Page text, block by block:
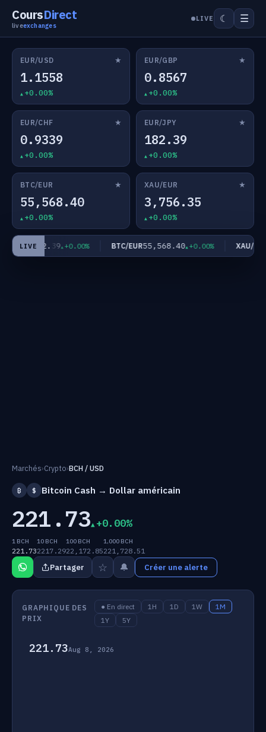
CoursDirect
liveexchanges
LIVE ☾ ☰
EUR/USD ★
1.1558
+0.00%
EUR/GBP ★
0.8567
+0.00%
EUR/CHF ★
0.9339
+0.00%
EUR/JPY ★
182.39
+0.00%
BTC/EUR ★
55,568.40
+0.00%
XAU/EUR ★
3,756.35
+0.00%
LIVE
JPY182.39 +0.00% BTC/EUR55,568.40 +0.00% XAU/EUR
Marchés›Crypto›BCH / USD
₿ $ Bitcoin Cash → Dollar américain
221.73 +0.00%
1 BCH
221.73
10 BCH
2217.29
100 BCH
22,172.85
1,000 BCH
221,728.51
Partager ☆ 🔔 Créer une alerte
GRAPHIQUE DES
PRIX
● En direct 1H 1D 1W
1M
1Y
5Y
221.73Aug 8, 2026